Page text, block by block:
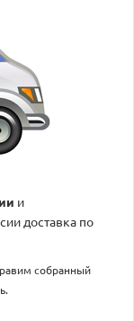
и
доставка по
собранный